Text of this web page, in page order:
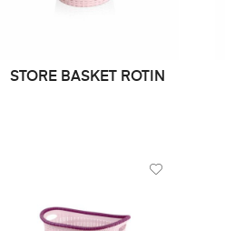
STORE BASKET ROTIN